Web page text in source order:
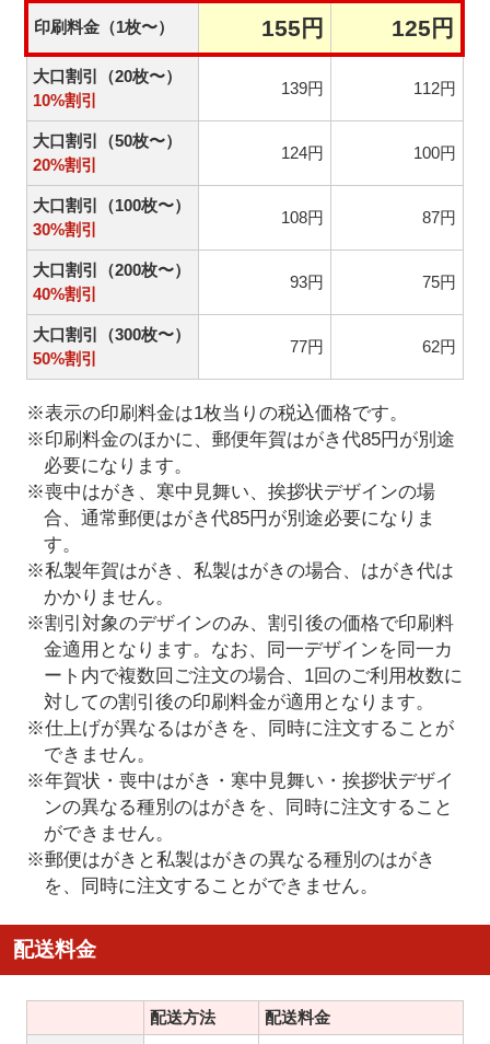
印刷料金（1枚〜） 155円 125円
大口割引（20枚〜）
10%割引
139円 112円
大口割引（50枚〜）
20%割引
124円 100円
大口割引（100枚〜）
30%割引
108円 87円
大口割引（200枚〜）
40%割引
93円 75円
大口割引（300枚〜）
50%割引
77円 62円
※表示の印刷料金は1枚当りの税込価格です。
※印刷料金のほかに、郵便年賀はがき代85円が別途
必要になります。
※喪中はがき、寒中見舞い、挨拶状デザインの場
合、通常郵便はがき代85円が別途必要になりま
す。
※私製年賀はがき、私製はがきの場合、はがき代は
かかりません。
※割引対象のデザインのみ、割引後の価格で印刷料
金適用となります。なお、同一デザインを同一カ
ート内で複数回ご注文の場合、1回のご利用枚数に
対しての割引後の印刷料金が適用となります。
※仕上げが異なるはがきを、同時に注文することが
できません。
※年賀状・喪中はがき・寒中見舞い・挨拶状デザイ
ンの異なる種別のはがきを、同時に注文すること
ができません。
※郵便はがきと私製はがきの異なる種別のはがき
を、同時に注文することができません。
配送料金
配送方法 配送料金